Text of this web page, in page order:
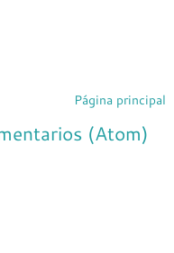
Página principal
(Atom)